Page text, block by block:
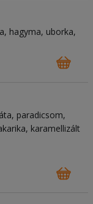
hagyma, uborka,
paradicsom,
karamellizált